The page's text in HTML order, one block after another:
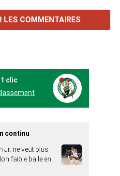
LES COMMENTAIRES
clic
continu
Jr. ne veut plus
faible balle en